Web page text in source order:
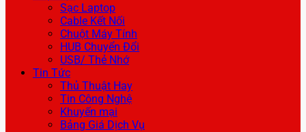
Sạc Laptop
Cable Kết Nối
Chuột Máy Tính
HUB Chuyển Đổi
USB/ Thẻ Nhớ
Tin Tức
Thủ Thuật Hay
Tin Công Nghệ
Khuyến mại
Bảng Giá Dịch Vụ